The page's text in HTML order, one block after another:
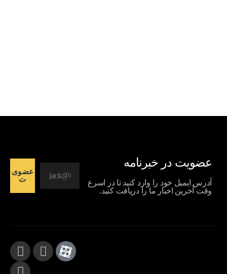
عضویت در خبرنامه
آدرس ایمیل خود را وارد کنید تا در اسرع
وقت آخرین اخبار ما را دریافت کنید.
عضوی
ت